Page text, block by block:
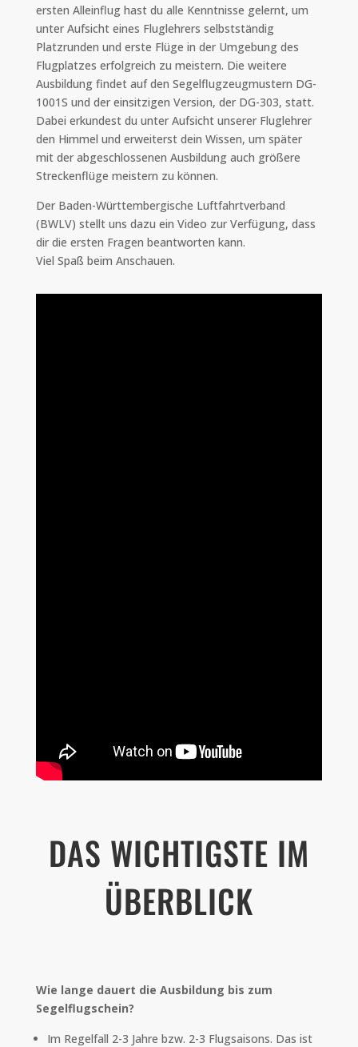
ersten Alleinflug hast du alle Kenntnisse gelernt, um
unter Aufsicht eines Fluglehrers selbstständig
Platzrunden und erste Flüge in der Umgebung des
Flugplatzes erfolgreich zu meistern. Die weitere
Ausbildung findet auf den Segelflugzeugmustern DG-
1001S und der einsitzigen Version, der DG-303, statt.
Dabei erkundest du unter Aufsicht unserer Fluglehrer
den Himmel und erweiterst dein Wissen, um später
mit der abgeschlossenen Ausbildung auch größere
Streckenflüge meistern zu können.
Der Baden-Württembergische Luftfahrtverband
(BWLV) stellt uns dazu ein Video zur Verfügung, dass
dir die ersten Fragen beantworten kann.
Viel Spaß beim Anschauen.
DAS WICHTIGSTE IM
ÜBERBLICK
Wie lange dauert die Ausbildung bis zum
Segelflugschein?
Im Regelfall 2-3 Jahre bzw. 2-3 Flugsaisons. Das ist